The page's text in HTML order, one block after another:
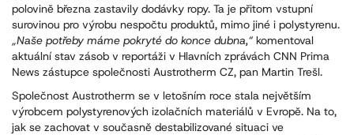
polovině března zastavily dodávky ropy. Ta je přitom vstupní
surovinou pro výrobu nespočtu produktů, mimo jiné i polystyrenu.
„Naše potřeby máme pokryté do konce dubna,“ komentoval
aktuální stav zásob v reportáži v Hlavních zprávách CNN Prima
News zástupce společnosti Austrotherm CZ, pan Martin Trešl.
Společnost Austrotherm se v letošním roce stala největším
výrobcem polystyrenových izolačních materiálů v Evropě. Na to,
jak se zachovat v současně destabilizované situaci ve